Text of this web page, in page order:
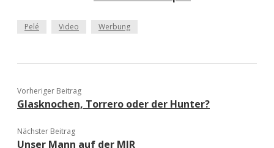
Pelé Video Werbung
Vorheriger Beitrag
Glasknochen, Torrero oder der Hunter?
Nächster Beitrag
Unser Mann auf der MIR